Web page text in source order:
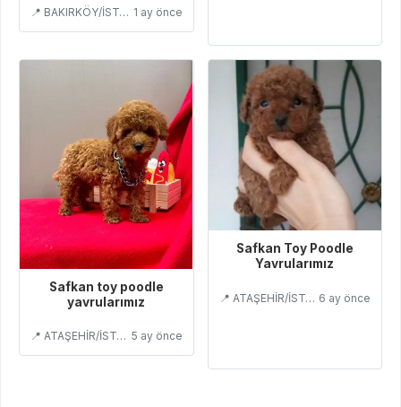
📍 BAKIRKÖY/İSTANBUL 1 ay önce
Safkan toy poodle
yavrularımız
📍 ATAŞEHİR/İSTANBUL 5 ay önce
Safkan Toy Poodle
Yavrularımız
📍 ATAŞEHİR/İSTANBUL 6 ay önce